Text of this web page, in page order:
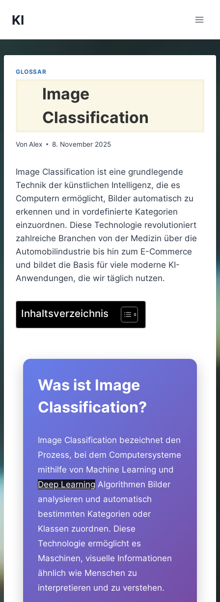
Inhalt
KI
GLOSSAR
Image
Classification
Von Alex 8. November 2025
Image Classification ist eine grundlegende
Technik der künstlichen Intelligenz, die es
Computern ermöglicht, Bilder automatisch zu
erkennen und in vordefinierte Kategorien
einzuordnen. Diese Technologie revolutioniert
zahlreiche Branchen von der Medizin über die
Automobilindustrie bis hin zum E-Commerce
und bildet die Basis für viele moderne KI-
Anwendungen, die wir täglich nutzen.
Inhaltsverzeichnis
Was ist Image
Classification?
Image Classification bezeichnet den
Prozess, bei dem Computersysteme
mithilfe von Machine Learning und
Deep Learning Algorithmen Bilder
analysieren und automatisch
bestimmten Kategorien oder
Klassen zuordnen. Diese
Technologie ermöglicht es
Maschinen, visuelle Informationen
ähnlich wie Menschen zu
interpretieren und zu verstehen.